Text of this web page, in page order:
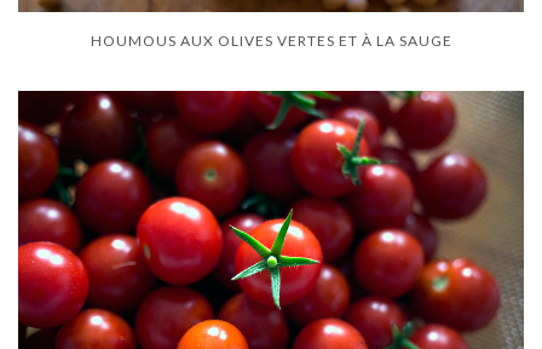
HOUMOUS AUX OLIVES VERTES ET À LA SAUGE